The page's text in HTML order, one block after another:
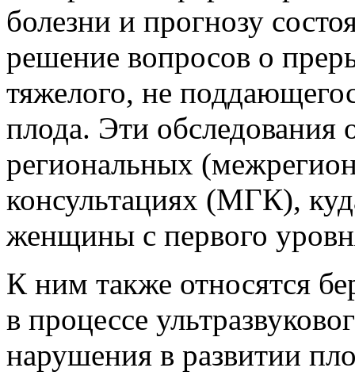
болезни и прогнозу
решение вопросов о
тяжелого, не
плода. Эти обследования
региональных
консультациях (МГК),
женщины с первого
К ним также относятся
в процессе
нарушения в развитии